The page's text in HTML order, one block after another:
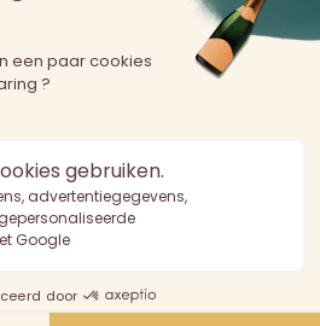
personen jonger dan 18 jaar is
is schadelijk voor de gezondheid.